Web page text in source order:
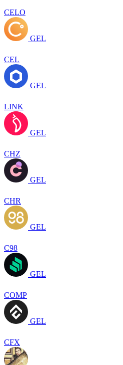
CELO
GEL
CEL
GEL
LINK
GEL
CHZ
GEL
CHR
GEL
C98
GEL
COMP
GEL
CFX